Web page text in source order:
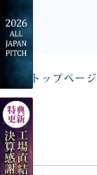
トップページ